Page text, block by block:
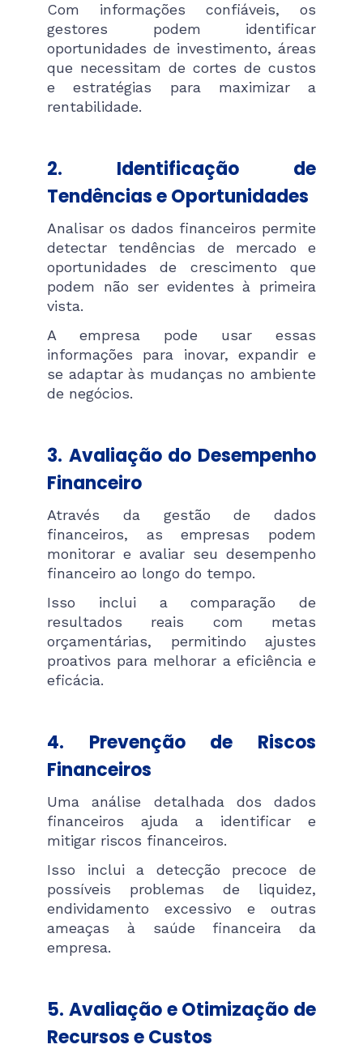
Com informações confiáveis, os
gestores podem identificar
oportunidades de investimento, áreas
que necessitam de cortes de custos
e estratégias para maximizar a
rentabilidade.
2. Identificação de
Tendências e Oportunidades
Analisar os dados financeiros permite
detectar tendências de mercado e
oportunidades de crescimento que
podem não ser evidentes à primeira
vista.
A empresa pode usar essas
informações para inovar, expandir e
se adaptar às mudanças no ambiente
de negócios.
3. Avaliação do Desempenho
Financeiro
Através da gestão de dados
financeiros, as empresas podem
monitorar e avaliar seu desempenho
financeiro ao longo do tempo.
Isso inclui a comparação de
resultados reais com metas
orçamentárias, permitindo ajustes
proativos para melhorar a eficiência e
eficácia.
4. Prevenção de Riscos
Financeiros
Uma análise detalhada dos dados
financeiros ajuda a identificar e
mitigar riscos financeiros.
Isso inclui a detecção precoce de
possíveis problemas de liquidez,
endividamento excessivo e outras
ameaças à saúde financeira da
empresa.
5. Avaliação e Otimização de
Recursos e Custos